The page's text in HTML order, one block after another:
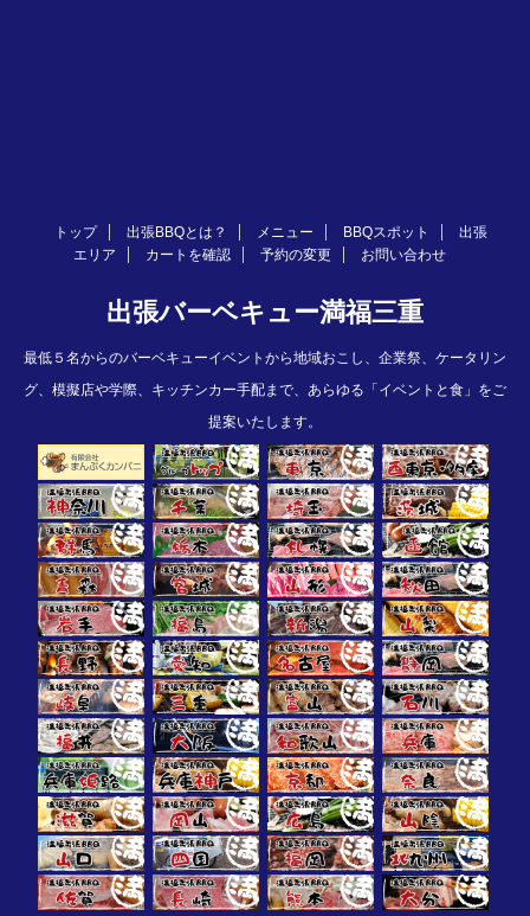
トップ 出張BBQとは？ メニュー BBQスポット
出張
エリア
カートを確認 予約の変更 お問い合わせ
出張バーベキュー満福三重
最低５名からのバーベキューイベントから地域おこし、企業祭、ケータリン
グ、模擬店や学際、キッチンカー手配まで、あらゆる「イベントと食」をご
提案いたします。